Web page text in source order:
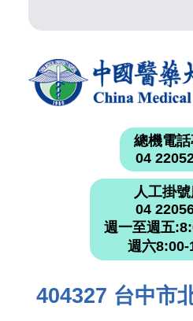
總機電
04
人工掛
04
週一至週五
週六8:00-
404327 台中市